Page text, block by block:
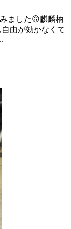
ました🙃麒麟柄
由が効かなくて